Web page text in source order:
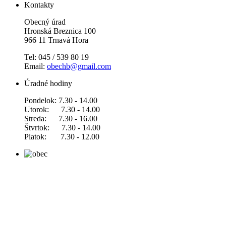
Kontakty
Obecný úrad
Hronská Breznica 100
966 11 Trnavá Hora
Tel: 045 / 539 80 19
Email: obechb@gmail.com
Úradné hodiny
Pondelok: 7.30 - 14.00
Utorok: 7.30 - 14.00
Streda: 7.30 - 16.00
Štvrtok: 7.30 - 14.00
Piatok: 7.30 - 12.00